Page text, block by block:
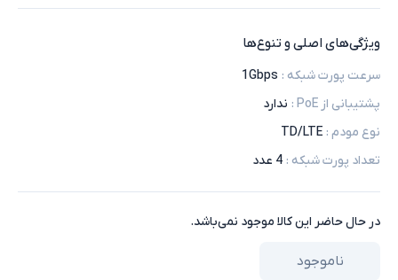
ویژگی‌های اصلی و تنوع‌ها
سرعت پورت شبکه :
1Gbps
پشتیبانی از PoE
: ندارد
نوع مودم :
TD/LTE
تعداد پورت شبکه : 4 عدد
در حال حاضر این کالا موجود نمی‌باشد.
ناموجود